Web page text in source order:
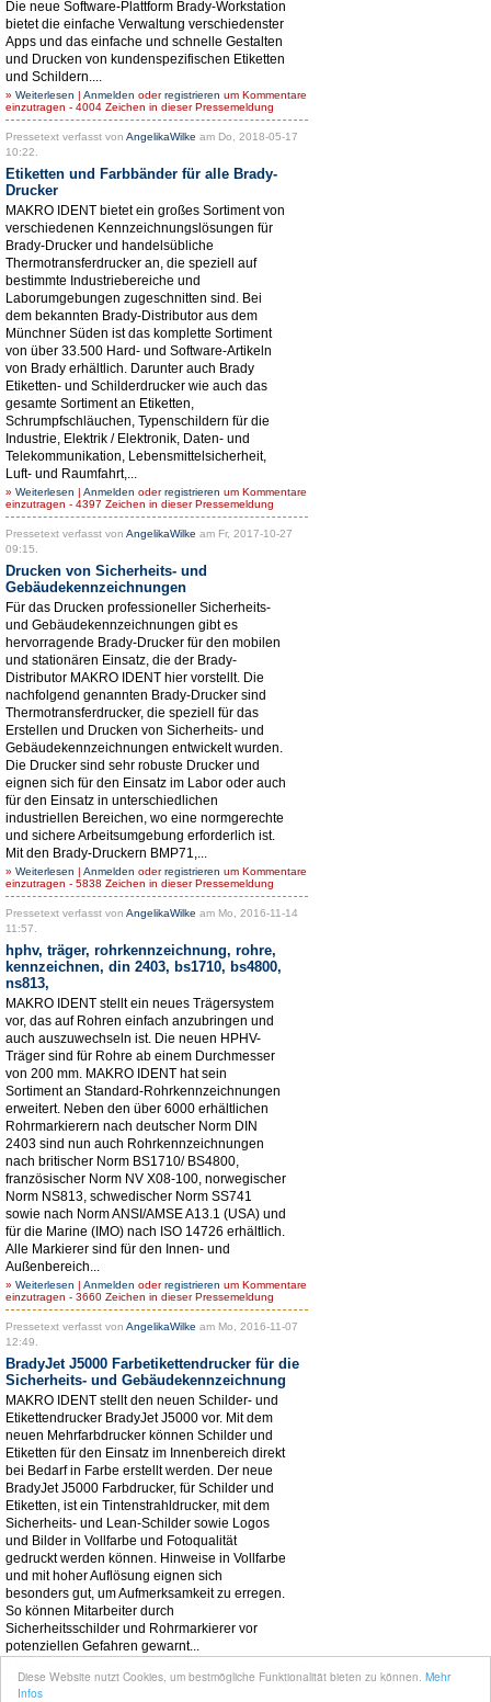
Diese Website nutzt Cookies, um bestmögliche Funktionalität bieten zu können. Mehr
Infos
Die neue Software-Plattform Brady-Workstation
bietet die einfache Verwaltung verschiedenster
Apps und das einfache und schnelle Gestalten
und Drucken von kundenspezifischen Etiketten
und Schildern....
» Weiterlesen | Anmelden oderregistrieren um Kommentare
einzutragen - 4004 Zeichen in dieser Pressemeldung
Pressetext verfasst von AngelikaWilke am Do, 2018-05-17
10:22.
Etiketten und Farbbänder für alle Brady-
Drucker
MAKRO IDENT bietet ein großes Sortiment von
verschiedenen Kennzeichnungslösungen für
Brady-Drucker und handelsübliche
Thermotransferdrucker an, die speziell auf
bestimmte Industriebereiche und
Laborumgebungen zugeschnitten sind. Bei
dem bekannten Brady-Distributor aus dem
Münchner Süden ist das komplette Sortiment
von über 33.500 Hard- und Software-Artikeln
von Brady erhältlich. Darunter auch Brady
Etiketten- und Schilderdrucker wie auch das
gesamte Sortiment an Etiketten,
Schrumpfschläuchen, Typenschildern für die
Industrie, Elektrik / Elektronik, Daten- und
Telekommunikation, Lebensmittelsicherheit,
Luft- und Raumfahrt,...
» Weiterlesen | Anmelden oderregistrieren um Kommentare
einzutragen - 4397 Zeichen in dieser Pressemeldung
Pressetext verfasst von AngelikaWilke am Fr, 2017-10-27
09:15.
Drucken von Sicherheits- und
Gebäudekennzeichnungen
Für das Drucken professioneller Sicherheits-
und Gebäudekennzeichnungen gibt es
hervorragende Brady-Drucker für den mobilen
und stationären Einsatz, die der Brady-
Distributor MAKRO IDENT hier vorstellt. Die
nachfolgend genannten Brady-Drucker sind
Thermotransferdrucker, die speziell für das
Erstellen und Drucken von Sicherheits- und
Gebäudekennzeichnungen entwickelt wurden.
Die Drucker sind sehr robuste Drucker und
eignen sich für den Einsatz im Labor oder auch
für den Einsatz in unterschiedlichen
industriellen Bereichen, wo eine normgerechte
und sichere Arbeitsumgebung erforderlich ist.
Mit den Brady-Druckern BMP71,...
» Weiterlesen | Anmelden oderregistrieren um Kommentare
einzutragen - 5838 Zeichen in dieser Pressemeldung
Pressetext verfasst von AngelikaWilke am Mo, 2016-11-14
11:57.
hphv, träger, rohrkennzeichnung, rohre,
kennzeichnen, din 2403, bs1710, bs4800,
ns813,
MAKRO IDENT stellt ein neues Trägersystem
vor, das auf Rohren einfach anzubringen und
auch auszuwechseln ist. Die neuen HPHV-
Träger sind für Rohre ab einem Durchmesser
von 200 mm. MAKRO IDENT hat sein
Sortiment an Standard-Rohrkennzeichnungen
erweitert. Neben den über 6000 erhältlichen
Rohrmarkierern nach deutscher Norm DIN
2403 sind nun auch Rohrkennzeichnungen
nach britischer Norm BS1710/ BS4800,
französischer Norm NV X08-100, norwegischer
Norm NS813, schwedischer Norm SS741
sowie nach Norm ANSI/AMSE A13.1 (USA) und
für die Marine (IMO) nach ISO 14726 erhältlich.
Alle Markierer sind für den Innen- und
Außenbereich...
» Weiterlesen | Anmelden oderregistrieren um Kommentare
einzutragen - 3660 Zeichen in dieser Pressemeldung
Pressetext verfasst von AngelikaWilke am Mo, 2016-11-07
12:49.
BradyJet J5000 Farbetikettendrucker für die
Sicherheits- und Gebäudekennzeichnung
MAKRO IDENT stellt den neuen Schilder- und
Etikettendrucker BradyJet J5000 vor. Mit dem
neuen Mehrfarbdrucker können Schilder und
Etiketten für den Einsatz im Innenbereich direkt
bei Bedarf in Farbe erstellt werden. Der neue
BradyJet J5000 Farbdrucker, für Schilder und
Etiketten, ist ein Tintenstrahldrucker, mit dem
Sicherheits- und Lean-Schilder sowie Logos
und Bilder in Vollfarbe und Fotoqualität
gedruckt werden können. Hinweise in Vollfarbe
und mit hoher Auflösung eignen sich
besonders gut, um Aufmerksamkeit zu erregen.
So können Mitarbeiter durch
Sicherheitsschilder und Rohrmarkierer vor
potenziellen Gefahren gewarnt...
einzutragen - 3646 Zeichen in dieser Pressemeldung